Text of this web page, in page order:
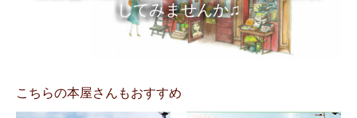
してみませんか♫
こちらの本屋さんもおすすめ